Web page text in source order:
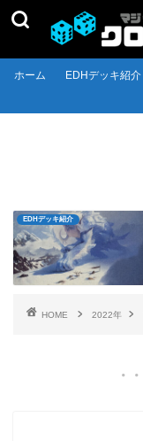
ホーム EDHデッキ紹介
EDHデッキ紹介
HOME 2022年